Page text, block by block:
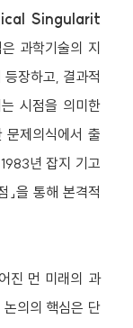
Singularit
과학기술의 지
장하고, 결과적
시점을 의미한
제의식에서 출
년 잡지 기고
」을 통해 본격적
진 먼 미래의 과
의의 핵심은 단